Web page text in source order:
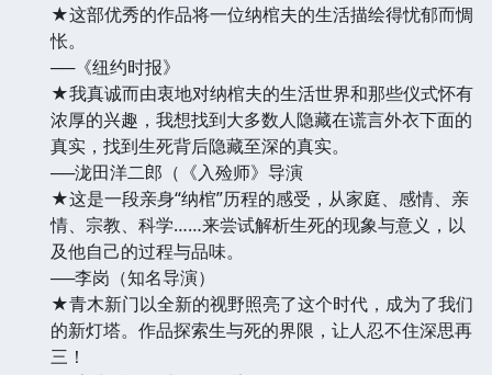
★这部优秀的作品将一位纳棺夫的生活描绘得忧郁而惆
怅。
──《纽约时报》
★我真诚而由衷地对纳棺夫的生活世界和那些仪式怀有
浓厚的兴趣，我想找到大多数人隐藏在谎言外衣下面的
真实，找到生死背后隐藏至深的真实。
──泷田洋二郎（《入殓师》导演
★这是一段亲身“纳棺”历程的感受，从家庭、感情、亲
情、宗教、科学……来尝试解析生死的现象与意义，以
及他自己的过程与品味。
──李岗（知名导演）
★青木新门以全新的视野照亮了这个时代，成为了我们
的新灯塔。作品探索生与死的界限，让人忍不住深思再
三！